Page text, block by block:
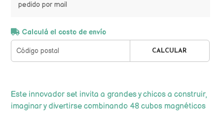
pedido por mail
Calculá el costo de envío
CALCULAR
Este innovador set invita a grandes y chicos a construir,
imaginar y divertirse combinando 48 cubos magnéticos